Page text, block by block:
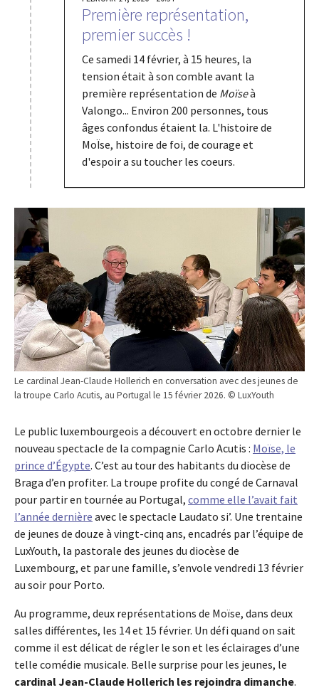
Première représentation,
premier succès !
Ce samedi 14 février, à 15 heures, la
tension était à son comble avant la
première représentation de Moïseà
Valongo... Environ 200 personnes, tous
âges confondus étaient la. L'histoire de
MoÏse, histoire de foi, de courage et
d'espoir a su toucher les coeurs.
Le cardinal Jean-Claude Hollerich en conversation avec des jeunes de
la troupe Carlo Acutis, au Portugal le 15 février 2026. © LuxYouth
Le public luxembourgeois a découvert en octobre dernier le
nouveau spectacle de la compagnie Carlo Acutis : Moïse, le
prince d’Égypte. C’est au tour des habitants du diocèse de
Braga d’en profiter. La troupe profite du congé de Carnaval
pour partir en tournée au Portugal, comme elle l’avait fait
l’année dernière avec le spectacle Laudato si’. Une trentaine
de jeunes de douze à vingt-cinq ans, encadrés par l’équipe de
LuxYouth, la pastorale des jeunes du diocèse de
Luxembourg, et par une famille, s’envole vendredi 13 février
au soir pour Porto.
Au programme, deux représentations de Moïse, dans deux
salles différentes, les 14 et 15 février. Un défi quand on sait
comme il est délicat de régler le son et les éclairages d’une
telle comédie musicale. Belle surprise pour les jeunes, le
cardinal Jean-Claude Hollerich les rejoindra dimanche.